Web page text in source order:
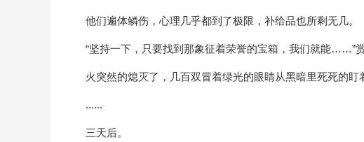
他们遍体鳞伤，心理几乎都到了极限，补给品也所剩无几。
“坚持一下，只要找到那象征着荣誉的宝箱，我们就能……”赏
火突然的熄灭了，几百双冒着绿光的眼睛从黑暗里死死的盯
......
三天后。